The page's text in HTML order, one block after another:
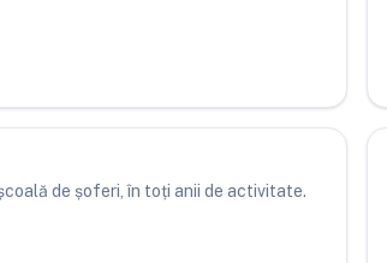
de șoferi, în toți anii de activitate.